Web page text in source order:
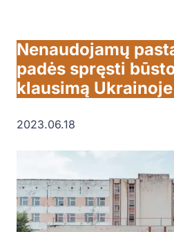
Nenaudojamų
padės spręsti
klausimą Ukrainoje
2023.06.18